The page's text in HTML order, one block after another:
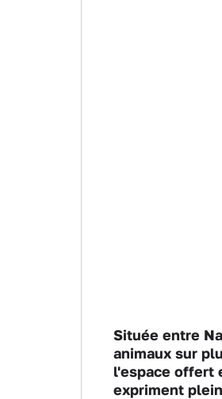
Située entre
animaux sur
l'espace offert
expriment